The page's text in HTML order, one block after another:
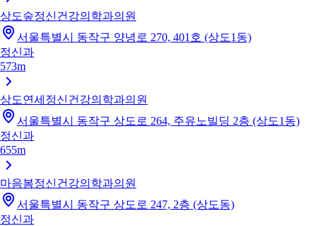
상도숲정신건강의학과의원
서울특별시 동작구 양녕로 270, 401호 (상도1동)
정신과
573m
상도연세정신건강의학과의원
서울특별시 동작구 상도로 264, 주유노빌딩 2층 (상도1동)
정신과
655m
마음봄정신건강의학과의원
서울특별시 동작구 상도로 247, 2층 (상도동)
정신과